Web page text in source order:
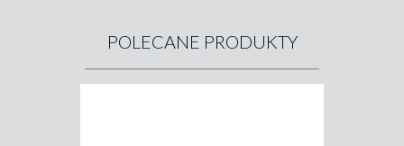
POLECANE PRODUKTY